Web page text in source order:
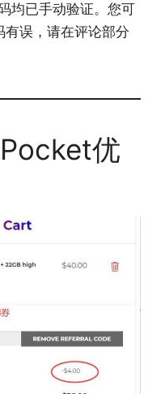
均已手动验证。您可
有误，请在评论部分
优